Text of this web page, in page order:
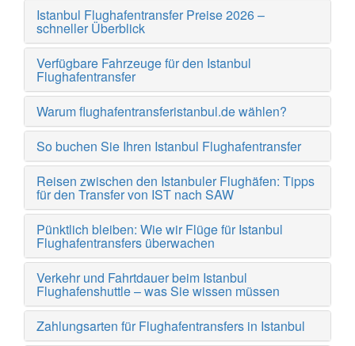
Istanbul Flughafentransfer Preise 2026 –
schneller Überblick
Verfügbare Fahrzeuge für den Istanbul
Flughafentransfer
Warum flughafentransferistanbul.de wählen?
So buchen Sie Ihren Istanbul Flughafentransfer
Reisen zwischen den Istanbuler Flughäfen: Tipps
für den Transfer von IST nach SAW
Pünktlich bleiben: Wie wir Flüge für Istanbul
Flughafentransfers überwachen
Verkehr und Fahrtdauer beim Istanbul
Flughafenshuttle – was Sie wissen müssen
Zahlungsarten für Flughafentransfers in Istanbul